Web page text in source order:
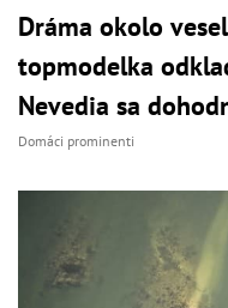
Dráma okolo
topmodelka
Nevedia sa
Domáci prominenti